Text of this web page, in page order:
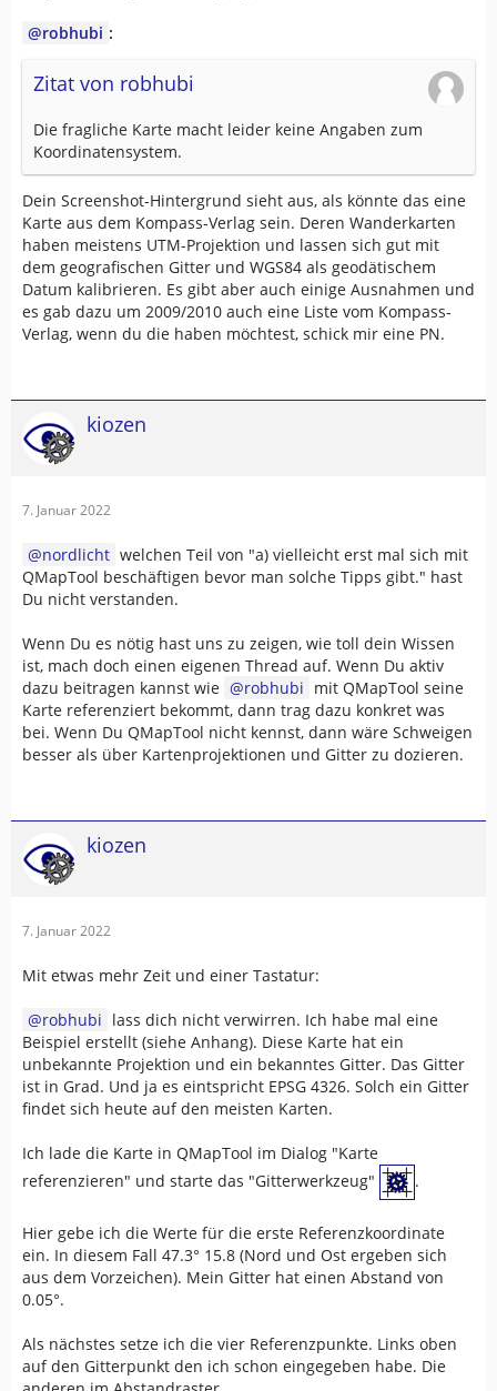
robhubi :
Zitat von robhubi
Die fragliche Karte macht leider keine Angaben zum
Koordinatensystem.
Dein Screenshot-Hintergrund sieht aus, als könnte das eine
Karte aus dem Kompass-Verlag sein. Deren Wanderkarten
haben meistens UTM-Projektion und lassen sich gut mit
dem geografischen Gitter und WGS84 als geodätischem
Datum kalibrieren. Es gibt aber auch einige Ausnahmen und
es gab dazu um 2009/2010 auch eine Liste vom Kompass-
Verlag, wenn du die haben möchtest, schick mir eine PN.
kiozen
7. Januar 2022
nordlicht welchen Teil von "a) vielleicht erst mal sich mit
QMapTool beschäftigen bevor man solche Tipps gibt." hast
Du nicht verstanden.
Wenn Du es nötig hast uns zu zeigen, wie toll dein Wissen
ist, mach doch einen eigenen Thread auf. Wenn Du aktiv
dazu beitragen kannst wie
robhubi mit QMapTool seine
Karte referenziert bekommt, dann trag dazu konkret was
bei. Wenn Du QMapTool nicht kennst, dann wäre Schweigen
besser als über Kartenprojektionen und Gitter zu dozieren.
kiozen
7. Januar 2022
Mit etwas mehr Zeit und einer Tastatur:
robhubi lass dich nicht verwirren. Ich habe mal eine
Beispiel erstellt (siehe Anhang). Diese Karte hat ein
unbekannte Projektion und ein bekanntes Gitter. Das Gitter
ist in Grad. Und ja es eintspricht EPSG 4326. Solch ein Gitter
findet sich heute auf den meisten Karten.
Ich lade die Karte in QMapTool im Dialog "Karte
referenzieren" und starte das "Gitterwerkzeug"
.
Hier gebe ich die Werte für die erste Referenzkoordinate
ein. In diesem Fall 47.3° 15.8 (Nord und Ost ergeben sich
aus dem Vorzeichen). Mein Gitter hat einen Abstand von
0.05°.
Als nächstes setze ich die vier Referenzpunkte. Links oben
auf den Gitterpunkt den ich schon eingegeben habe. Die